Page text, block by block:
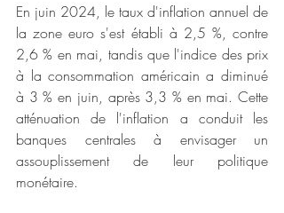
En juin 2024, le taux d'inflation annuel de
la zone euro s'est établi à 2,5 %, contre
2,6 % en mai, tandis que l'indice des prix
à la consommation américain a diminué
à 3 % en juin, après 3,3 % en mai. Cette
atténuation de l'inflation a conduit les
banques centrales à envisager un
assouplissement de leur politique
monétaire.